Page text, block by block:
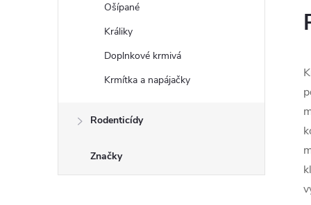
Ošípané
Králiky
Doplnkové krmivá
Krmítka a napájačky
Rodenticídy
Značky